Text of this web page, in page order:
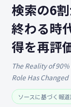
検索の6
終わる時
得を再評
The Reality of
Role Has Changed
ソースに基づく報